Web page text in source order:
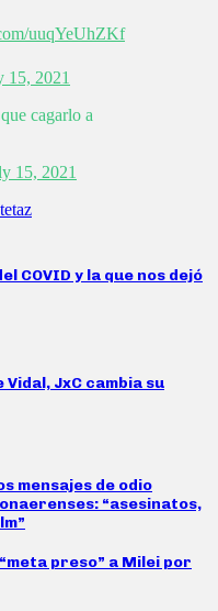
uuqYeUhZKf
15, 2021
cagarlo a
15, 2021
COVID y la que nos dejó
JxC cambia su
mensajes de odio
“asesinatos,
preso” a Milei por